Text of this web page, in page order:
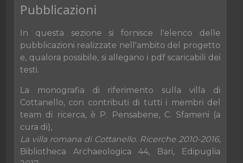
Pubblicazioni
In questa sezione si fornisce l'elenco delle
pubblicazioni realizzate nell'ambito del progetto
e, qualora possibile, si allegano i pdf scaricabili dei
testi.
La monografia di riferimento sulla villa di
Cottanello, con contributi di tutti i membri del
team di ricerca, è P. Pensabene, C. Sfameni (a
cura di),
La villa romana di Cottanello. Ricerche 2010-2016,
Bibliotheca Archaeologica 44, Bari, Edipuglia